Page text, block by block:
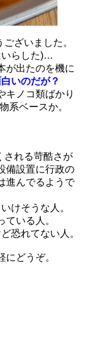
ざいました。
いらした)…
が出たのを機に
いのだが？
キノコ類ばかり
系ベースか。
される苛酷さが
備設置に行政の
進んでるようで
けそうな人。
いる人。
恐れてない人。
どうぞ。